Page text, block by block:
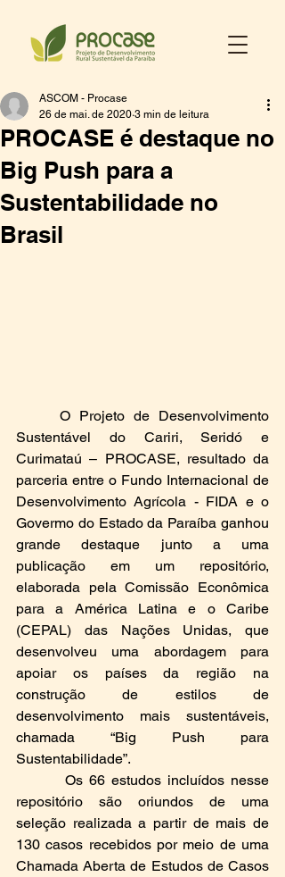
PROCASE é destaque no
Big Push para a
Sustentabilidade no
Brasil
ASCOM - Procase
26 de mai. de 2020 3 min de leitura
     O Projeto de Desenvolvimento
Sustentável do Cariri, Seridó e
Curimataú – PROCASE, resultado da
parceria entre o Fundo Internacional de
Desenvolvimento Agrícola - FIDA e o
Govermo do Estado da Paraíba ganhou
grande destaque junto a uma
publicação em um repositório,
elaborada pela Comissão Econômica
para a América Latina e o Caribe
(CEPAL) das Nações Unidas, que
desenvolveu uma abordagem para
apoiar os países da região na
construção de estilos de
desenvolvimento mais sustentáveis,
chamada “Big Push para
Sustentabilidade”.
        Os 66 estudos incluídos nesse
repositório são oriundos de uma
seleção realizada a partir de mais de
130 casos recebidos por meio de uma
Chamada Aberta de Estudos de Casos